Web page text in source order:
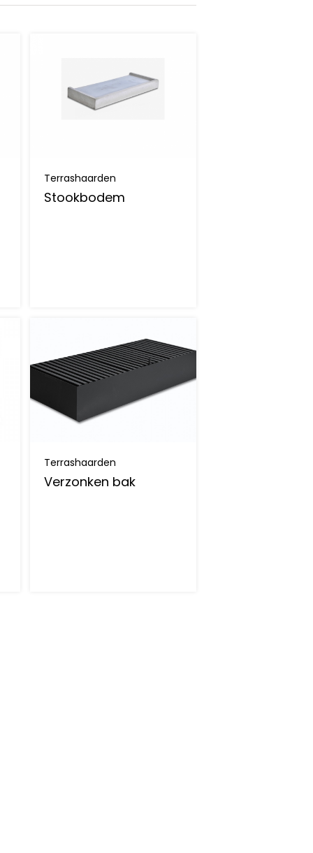
Terrashaarden
Stookbodem
Terrashaarden
Verzonken bak